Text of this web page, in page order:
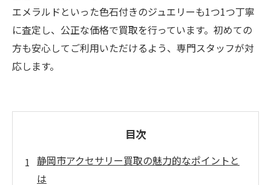
エメラルドといった色石付きのジュエリーも1つ1つ丁寧
に査定し、公正な価格で買取を行っています。初めての
方も安心してご利用いただけるよう、専門スタッフが対
応します。
目次
静岡市アクセサリー買取の魅力的なポイントと
は